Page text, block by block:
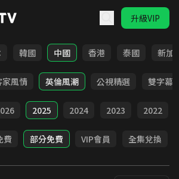
升級VIP
韓國 中國 香港 泰國 新加
家風情 英倫風潮 公視精選 雙字幕
2025 2024 2023 2022
費 部分免費 VIP會員 全集兌換